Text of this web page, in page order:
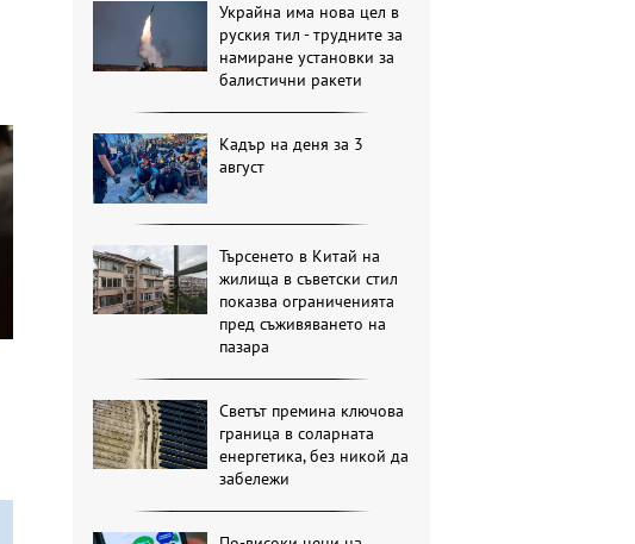
Украйна има нова цел в
руския тил - трудните за
намиране установки за
балистични ракети
Кадър на деня за 3
август
Търсенето в Китай на
жилища в съветски стил
показва ограниченията
пред съживяването на
пазара
Светът премина ключова
граница в соларната
енергетика, без никой да
забележи